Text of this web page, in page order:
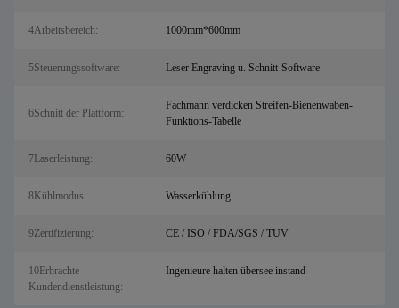
4Arbeitsbereich: 1000mm*600mm
5Steuerungssoftware: Leser Engraving u. Schnitt-Software
6Schnitt der Plattform:
Fachmann verdicken Streifen-Bienenwaben-
Funktions-Tabelle
7Laserleistung: 60W
8Kühlmodus: Wasserkühlung
9Zertifizierung: CE / ISO / FDA/SGS / TUV
10Erbrachte
Kundendienstleistung:
Ingenieure halten übersee instand